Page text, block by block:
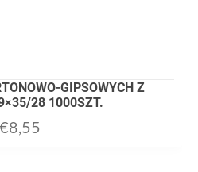
GIPSOWYCH Z
28 1000SZT.
€8,55